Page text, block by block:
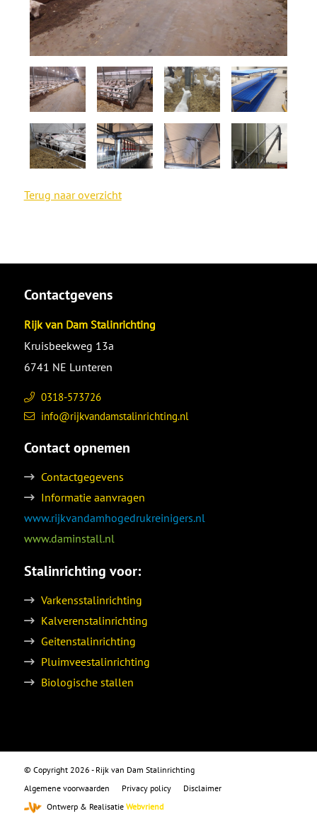
Terug naar overzicht
Contactgevens
Rijk van Dam Stalinrichting
Kruisbeekweg 13a
6741 NE Lunteren
0318-573726
info@rijkvandamstalinrichting.nl
Contact opnemen
Contactgegevens
Informatie aanvragen
www.rijkvandamhogedrukreinigers.nl
www.daminstall.nl
Stalinrichting voor:
Varkensstalinrichting
Kalverenstalinrichting
Geitenstalinrichting
Pluimveestalinrichting
Biologische stallen
© Copyright 2026 - Rijk van Dam Stalinrichting
Algemene voorwaarden
Privacy policy
Disclaimer
Ontwerp & Realisatie Webvriend